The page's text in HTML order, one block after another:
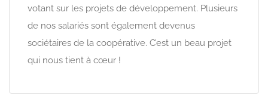
votant sur les projets de développement. Plusieurs
de nos salariés sont également devenus
sociétaires de la coopérative. C’est un beau projet
qui nous tient à cœur !